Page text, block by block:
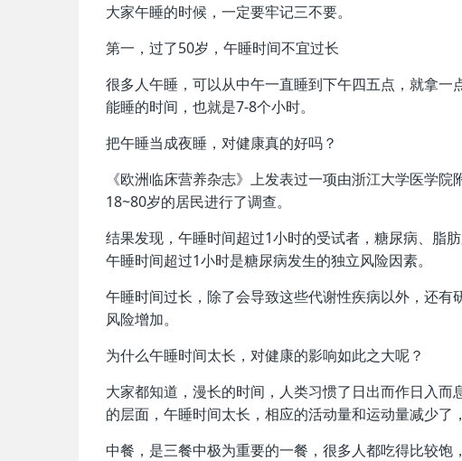
大家午睡的时候，一定要牢记三不要。
第一，过了50岁，午睡时间不宜过长
很多人午睡，可以从中午一直睡到下午四五点，就拿
能睡的时间，也就是7-8个小时。
把午睡当成夜睡，对健康真的好吗？
《欧洲临床营养杂志》上发表过一项由浙江大学医学
18~80岁的居民进行了调查。
结果发现，午睡时间超过1小时的受试者，糖尿病、脂
午睡时间超过1小时是糖尿病发生的独立风险因素。
午睡时间过长，除了会导致这些代谢性疾病以外，还
风险增加。
为什么午睡时间太长，对健康的影响如此之大呢？
大家都知道，漫长的时间，人类习惯了日出而作日入
的层面，午睡时间太长，相应的活动量和运动量减少了
中餐，是三餐中极为重要的一餐，很多人都吃得比较